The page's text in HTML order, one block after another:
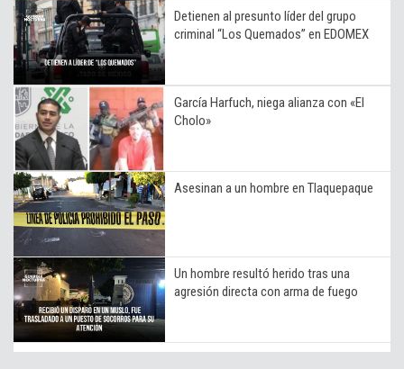
Detienen al presunto líder del grupo
criminal “Los Quemados” en EDOMEX
García Harfuch, niega alianza con «El
Cholo»
Asesinan a un hombre en Tlaquepaque
Un hombre resultó herido tras una
agresión directa con arma de fuego